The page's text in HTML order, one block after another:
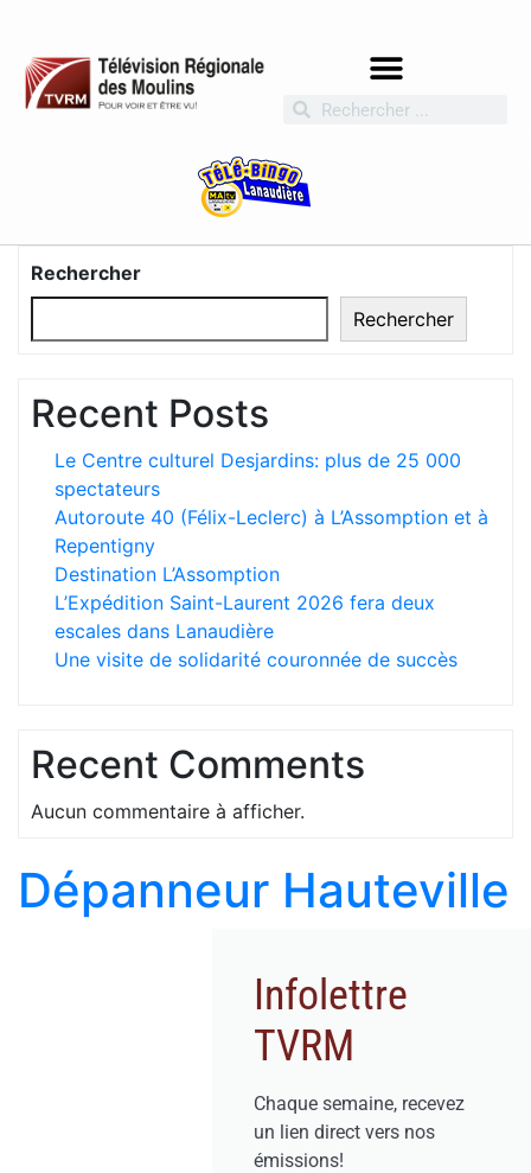
Rechercher
Rechercher
Recent Posts
Le Centre culturel Desjardins: plus de 25 000
spectateurs
Autoroute 40 (Félix-Leclerc) à L’Assomption et à
Repentigny
Destination L’Assomption
L’Expédition Saint-Laurent 2026 fera deux
escales dans Lanaudière
Une visite de solidarité couronnée de succès
Recent Comments
Aucun commentaire à afficher.
Dépanneur Hauteville
Infolettre
TVRM
Chaque semaine, recevez
un lien direct vers nos
émissions!